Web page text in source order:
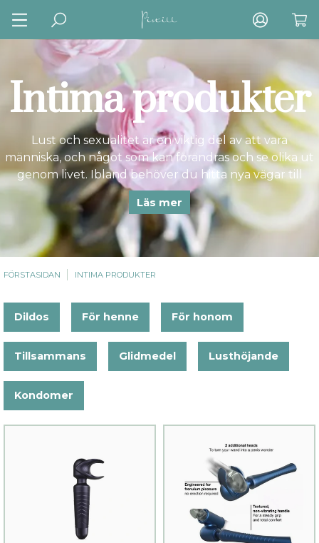
Intima produkter
Lust och sexualitet är en viktig del av att vara
människa, och något som kan förändras och se olika ut
genom livet. Ibland behöver du hitta nya vägar till
njutning. Pröva olika intimhjälpmedel och utforska din
kropp.
Läs mer
FÖRSTASIDAN INTIMA PRODUKTER
Dildos För henne För honom
Tillsammans Glidmedel Lusthöjande
Kondomer